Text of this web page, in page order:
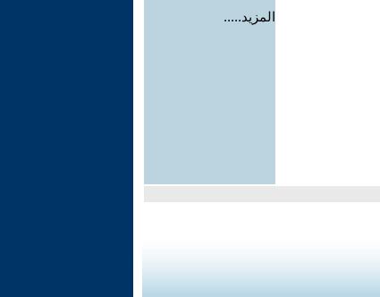
المزيد.....